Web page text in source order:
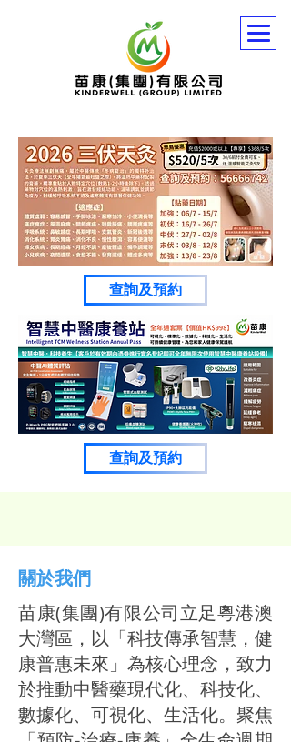
查詢及預約
查詢及預約
關於我們
苗康(集團)有限公司立足粵港澳
大灣區，以「科技傳承智慧，健
康普惠未來」 為核心理念，致力
於推動中醫藥現代化、科技化、
數據化、可視化、 生活化。聚焦